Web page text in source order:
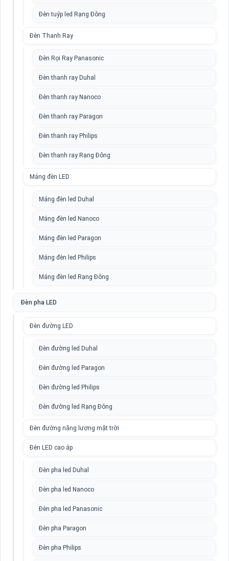
Đèn tuýp led Rạng Đông
Đèn Thanh Ray
Đèn Rọi Ray Panasonic
Đèn thanh ray Duhal
Đèn thanh ray Nanoco
Đèn thanh ray Paragon
Đèn thanh ray Philips
Đèn thanh ray Rạng Đông
Máng đèn LED
Máng đèn led Duhal
Máng đèn led Nanoco
Máng đèn led Paragon
Máng đèn led Philips
Máng đèn led Rạng Đông
Đèn pha LED
Đèn đường LED
Đèn đường led Duhal
Đèn đường led Paragon
Đèn đường led Philips
Đèn đường led Rạng Đông
Đèn đường năng lượng mặt trời
Đèn LED cao áp
Đèn pha led Duhal
Đèn pha led Nanoco
Đèn pha led Panasonic
Đèn pha Paragon
Đèn pha Philips